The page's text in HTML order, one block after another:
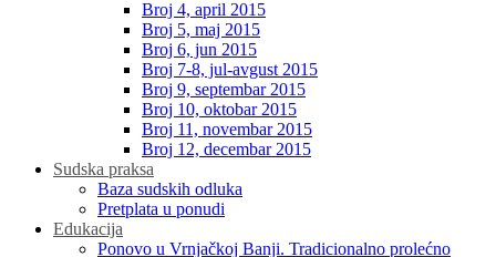
Broj 4, april 2015
Broj 5, maj 2015
Broj 6, jun 2015
Broj 7-8, jul-avgust 2015
Broj 9, septembar 2015
Broj 10, oktobar 2015
Broj 11, novembar 2015
Broj 12, decembar 2015
Sudska praksa
Baza sudskih odluka
Pretplata u ponudi
Edukacija
Ponovo u Vrnjačkoj Banji. Tradicionalno prolećno